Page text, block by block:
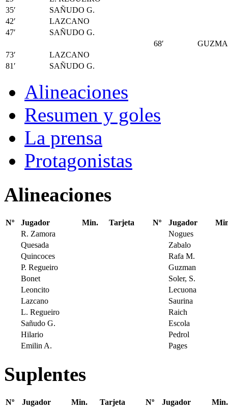
35′
SAÑUDO G.
42′
LAZCANO
47′
SAÑUDO G.
68′
73′
LAZCANO
81′
SAÑUDO G.
Alineaciones
Resumen y goles
La prensa
Protagonistas
Alineaciones
Nº Jugador Min. Tarjeta Nº Jugador
R. Zamora
Nogues
Quesada
Zabalo
Quincoces
Rafa M.
P. Regueiro
Guzman
Bonet
Soler, S.
Leoncito
Lecuona
Lazcano
Saurina
L. Regueiro
Raich
Sañudo G.
Escola
Hilario
Pedrol
Emilin A.
Pages
Suplentes
Nº Jugador Min. Tarjeta Nº Jugador Min.